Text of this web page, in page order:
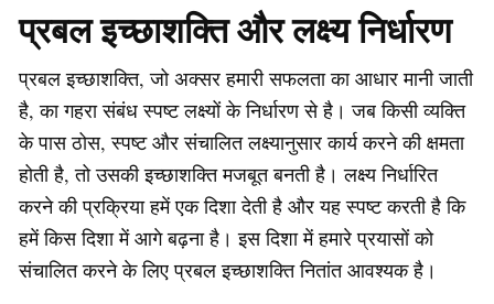
प्रबल इच्छाशक्ति और लक्ष्य निर्धारण
प्रबल इच्छाशक्ति, जो अक्सर हमारी सफलता का आधार मानी जाती
है, का गहरा संबंध स्पष्ट लक्ष्यों के निर्धारण से है। जब किसी व्यक्ति
के पास ठोस, स्पष्ट और संचालित लक्ष्यानुसार कार्य करने की क्षमता
होती है, तो उसकी इच्छाशक्ति मजबूत बनती है। लक्ष्य निर्धारित
करने की प्रक्रिया हमें एक दिशा देती है और यह स्पष्ट करती है कि
हमें किस दिशा में आगे बढ़ना है। इस दिशा में हमारे प्रयासों को
संचालित करने के लिए प्रबल इच्छाशक्ति नितांत आवश्यक है।